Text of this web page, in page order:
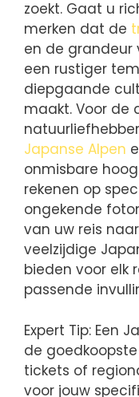
zoekt. Gaat u
merken dat de
en de grandeur
een rustiger
diepgaande
maakt. Voor de
Japanse Alpen
onmisbare
rekenen op
ongekende
van uw reis
veelzijdige
bieden voor elk
passende
Expert Tip: Een
de
tickets of
voor jouw